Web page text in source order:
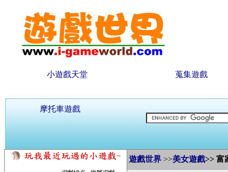
小遊戲天堂 蒐集遊戲
摩托車遊戲
遊戲世界 >>美女遊戲>> 富